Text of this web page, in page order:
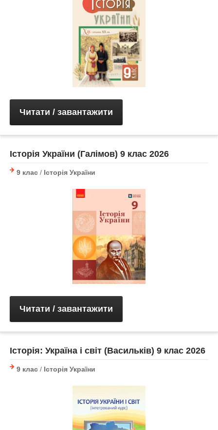
Читати / завантажити
Історія України (Галімов) 9 клас 2026
9 клас / Історія України
Читати / завантажити
Історія: Україна і світ (Васильків) 9 клас 2026
9 клас / Історія України